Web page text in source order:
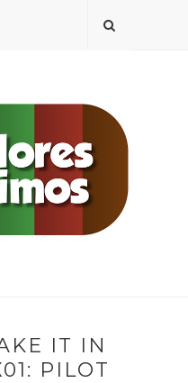
IT IN
PILOT